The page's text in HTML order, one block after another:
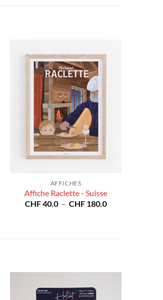
AFFICHES
Affiche Raclette - Suisse
CHF40.0 – CHF 180.0Plage